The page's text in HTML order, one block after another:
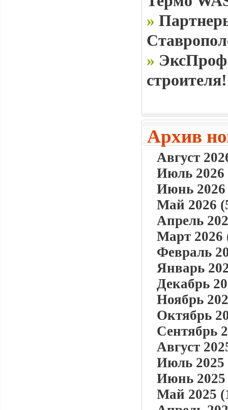
»
» ЭксПроф
строителя!
Архив
Август
Июль 2026
Июнь 2026
Май 2026
Апрель
Март 2026
Февраль
Январь
Декабрь
Ноябрь
Октябрь
Сентябрь
Август
Июль 2025
Июнь 2025
Май 2025